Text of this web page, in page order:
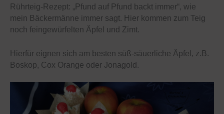
Rührteig-Rezept: „Pfund auf Pfund backt immer“, wie
mein Bäckermänne immer sagt. Hier kommen zum Teig
noch feingewürfelten Äpfel und Zimt.
Hierfür eignen sich am besten süß-säuerliche Äpfel, z.B.
Boskop, Cox Orange oder Jonagold.